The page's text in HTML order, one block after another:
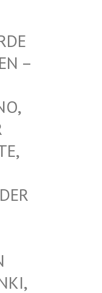
B
– I
N
D
V
W